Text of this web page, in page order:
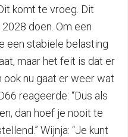
komt te vroeg. Dit
doen. Om een
een stabiele belasting
maar het feit is dat er
ook nu gaat er weer wat
reageerde: “Dus als
dan hoef je nooit te
Wijnja: “Je kunt